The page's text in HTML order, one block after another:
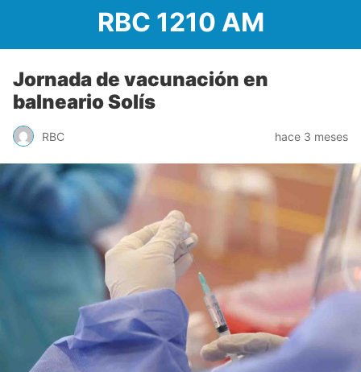
RBC 1210 AM
Jornada de vacunación en
balneario Solís
RBC hace 3 meses